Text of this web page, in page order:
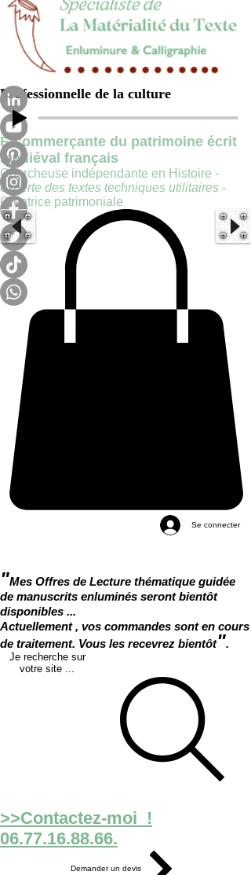
Professionnelle de la culture
E-commerçante du patrimoine écrit
médiéval français
Chercheuse indépendante en Histoire -
experte des textes techniques utilitaires -
Créatrice patrimoniale
Se connecter
"Mes Offres de Lecture thématique guidée
de manuscrits enluminés seront bientôt
disponibles ...
Actuellement , vos commandes sont en cours
de traitement. Vous les recevrez bientôt".
Je recherche sur
votre site ...
>>Contactez-moi !
06.77.16.88.66.
Demander un devis